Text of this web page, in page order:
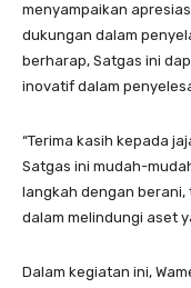
menyampaikan
dukungan dalam
berharap, Satgas ini
inovatif dalam
“Terima kasih kepada
Satgas ini mudah-
langkah dengan
dalam melindungi aset
Dalam kegiatan ini,